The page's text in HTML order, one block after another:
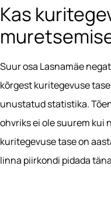
Kas
Suur osa Lasnamäe
kõrgest kuritegevuse
unustatud statistika.
ohvriks ei ole suurem kui
kuritegevuse tase on
linna piirkondi pidada